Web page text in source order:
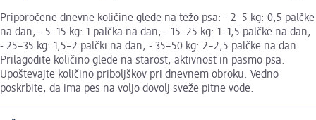
Priporočene dnevne količine glede na težo psa: - 2–5 kg: 0,5 palčke
na dan, - 5–15 kg: 1 palčka na dan, - 15–25 kg: 1–1,5 palčke na dan,
- 25–35 kg: 1,5–2 palčki na dan, - 35–50 kg: 2–2,5 palčke na dan.
Prilagodite količino glede na starost, aktivnost in pasmo psa.
Upoštevajte količino priboljškov pri dnevnem obroku. Vedno
poskrbite, da ima pes na voljo dovolj sveže pitne vode.